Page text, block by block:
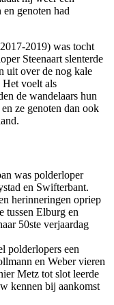
genoten had
2019) was tocht
Steenaart slenterde
uit over de nog kale
Het voelt als
de wandelaars hun
ze genoten dan ook
was polderloper
en Swifterbant.
herinneringen opriep
tussen Elburg en
50ste verjaardag
polderlopers een
en Weber vieren
Metz tot slot leerde
kennen bij aankomst